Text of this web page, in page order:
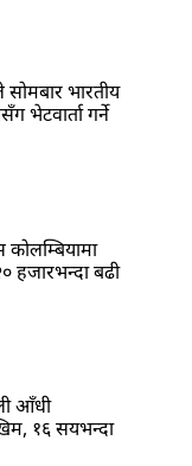
सोमबार भारतीय
भेटवार्ता गर्ने
कोलम्बियामा
हजारभन्दा बढी
आँधी
१६ सयभन्दा